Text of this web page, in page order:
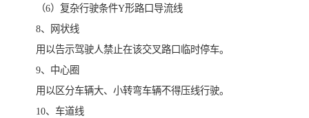
（6）复杂行驶条件Y形路口导流线
8、网状线
用以告示驾驶人禁止在该交叉路口临时停车。
9、中心圈
用以区分车辆大、小转弯车辆不得压线行驶。
10、车道线